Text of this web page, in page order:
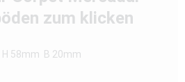
zum klicken
58mm B 20mm